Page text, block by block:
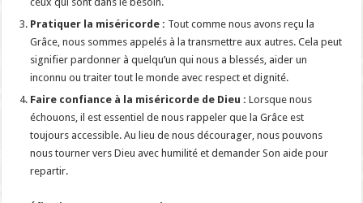
Pratiquer la miséricorde : Tout comme nous avons reçu la
Grâce, nous sommes appelés à la transmettre aux autres. Cela peut
signifier pardonner à quelqu’un qui nous a blessés, aider un
inconnu ou traiter tout le monde avec respect et dignité.
Faire confiance à la miséricorde de Dieu : Lorsque nous
échouons, il est essentiel de nous rappeler que la Grâce est
toujours accessible. Au lieu de nous décourager, nous pouvons
nous tourner vers Dieu avec humilité et demander Son aide pour
repartir.